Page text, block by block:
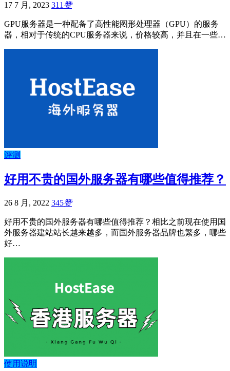
17 7 月, 2023 311 赞
GPU服务器是一种配备了高性能图形处理器（GPU）的服务
器，相对于传统的CPU服务器来说，价格较高，并且在一些…
评测
好用不贵的国外服务器有哪些值得推荐？
26 8 月, 2022 345赞
好用不贵的国外服务器有哪些值得推荐？相比之前现在使用国
外服务器建站站长越来越多，而国外服务器品牌也繁多，哪些
好…
使用说明